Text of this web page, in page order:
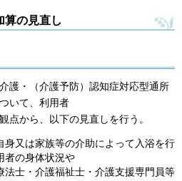
算の見直し
護・（介護予防）認知症対応型通所
いて、利用者
点から、以下の見直しを行う。
身又は家族等の介助によって入浴を行
者の身体状況や
法士・介護福祉士・介護支援専門員等